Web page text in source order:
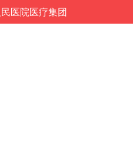
医院医疗集团